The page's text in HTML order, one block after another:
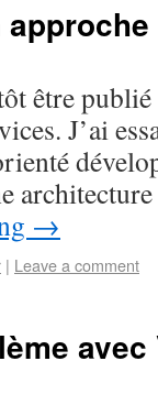
être
J’ai
→
| Leave a comment
avec